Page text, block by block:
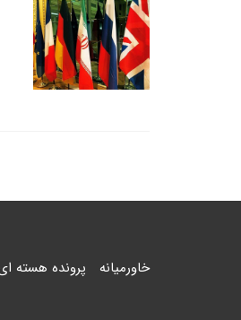
خاورمیانه پرونده هسته